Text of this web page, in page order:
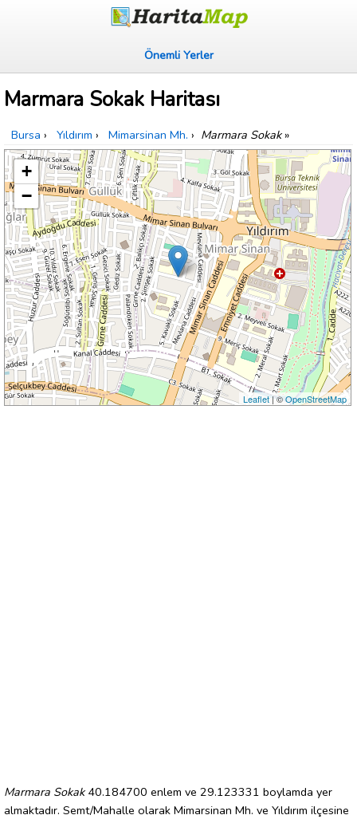
Önemli Yerler
Marmara Sokak Haritası
Bursa › Yıldırım › Mimarsinan Mh. › Marmara Sokak»
+
−
Leaflet| ©OpenStreetMap
Marmara Sokak40.184700 enlem ve 29.123331 boylamda yer
almaktadır. Semt/Mahalle olarak Mimarsinan Mh. ve Yıldırım ilçesine